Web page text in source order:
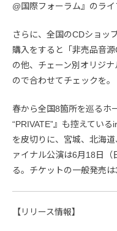
@国際フォーラム』のライ
さらに、全国のCDショッ
購入をすると「非売品音
の他、チェーン別オリジ
ので合わせてチェックを。
春から全国8箇所を巡るホ
“PRIVATE”』も控えてい
を皮切りに、宮城、北海
ァイナル公演は6月18日（
る。チケットの一般発売
【リリース情報】